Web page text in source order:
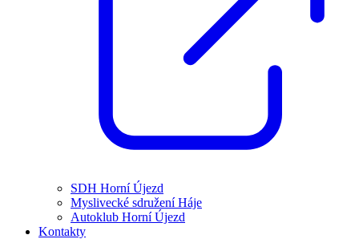
SDH Horní Újezd
Myslivecké sdružení Háje
Autoklub Horní Újezd
Kontakty